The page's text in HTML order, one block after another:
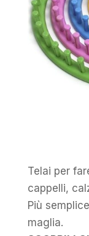
Telai per
cappelli,
Più
maglia.